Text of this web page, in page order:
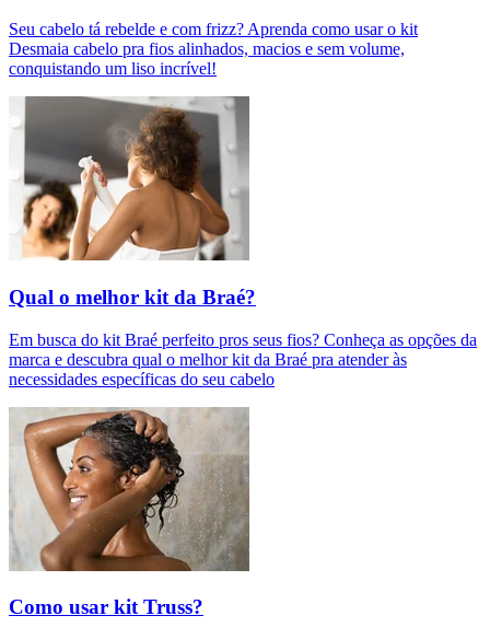
Seu cabelo tá rebelde e com frizz? Aprenda como usar o kit
Desmaia cabelo pra fios alinhados, macios e sem volume,
conquistando um liso incrível!
Qual o melhor kit da Braé?
Em busca do kit Braé perfeito pros seus fios? Conheça as opções da
marca e descubra qual o melhor kit da Braé pra atender às
necessidades específicas do seu cabelo
Como usar kit Truss?